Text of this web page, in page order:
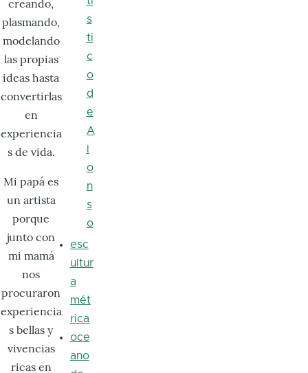
creando,
plasmando,
modelando
las propias
ideas hasta
convertirlas
en
experiencia
s de vida.
Mi papá es
un artista
porque
junto con
mi mamá
nos
procuraron
experiencia
s bellas y
vivencias
ricas en
s
ti
c
o
d
e
A
o
n
s
o
esc
ultur
a
mét
rica
oce
ano